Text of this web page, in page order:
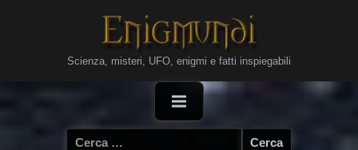
Scienza, misteri, UFO, enigmi e fatti inspiegabili
Ricerca